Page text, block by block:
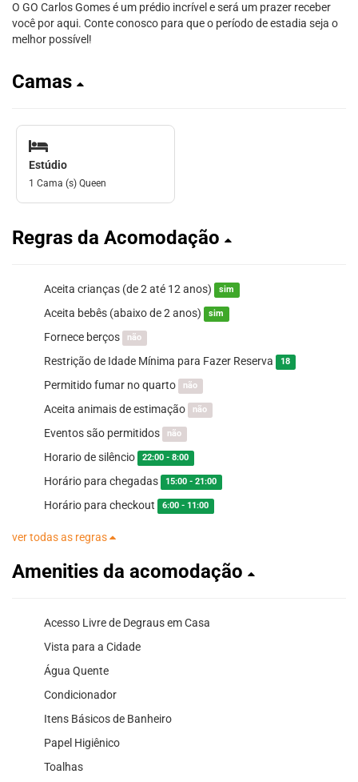
O GO Carlos Gomes é um prédio incrível e será um prazer receber
você por aqui. Conte conosco para que o período de estadia seja o
melhor possível!
Camas
Estúdio
1 Cama (s) Queen
Regras da Acomodação
Aceita crianças (de 2 até 12 anos) sim
Aceita bebês (abaixo de 2 anos) sim
Fornece berços não
Restrição de Idade Mínima para Fazer Reserva 18
Permitido fumar no quarto não
Aceita animais de estimação não
Eventos são permitidos não
Horario de silêncio 22:00 - 8:00
Horário para chegadas 15:00 - 21:00
Horário para checkout 6:00 - 11:00
ver todas as regras
Amenities da acomodação
Acesso Livre de Degraus em Casa
Vista para a Cidade
Água Quente
Condicionador
Itens Básicos de Banheiro
Papel Higiênico
Toalhas